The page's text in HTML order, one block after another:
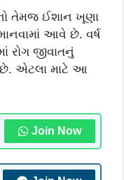
તેમજ ઈશાન ખૂણા
આવે છે. વર્ષ
રોગ જીવાતનું
છે. એટલા માટે આ
Join Now